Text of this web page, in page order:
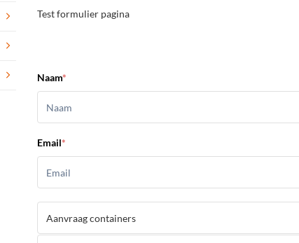
Test formulier pagina
Naam*
Email*
Ik heb interesse in de volgende producten: